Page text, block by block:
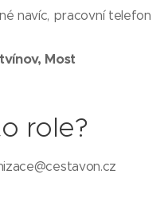
navíc, pracovní telefon
Most
role?